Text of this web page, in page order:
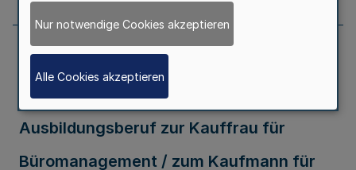
Verordnung über die Durchführung und
die Abschlussprüfung für den
Ausbildungsberuf zur Kauffrau für
Büromanagement / zum Kaufmann für
Nur notwendige Cookies akzeptieren
Alle Cookies akzeptieren